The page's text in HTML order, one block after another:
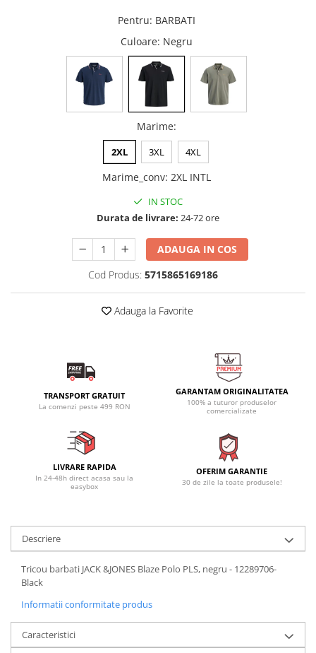
Pentru: BARBATI
Culoare: Negru
Marime:
2XL 3XL 4XL
Marime_conv: 2XL INTL
IN STOC
Durata de livrare: 24-72 ore
ADAUGA IN COS
Cod Produs: 5715865169186
Adauga la Favorite
TRANSPORT GRATUIT
La comenzi peste 499 RON
GARANTAM ORIGINALITATEA
100% a tuturor produselor
comercializate
LIVRARE RAPIDA
In 24-48h direct acasa sau la
easybox
OFERIM GARANTIE
30 de zile la toate produsele!
Descriere
Tricou barbati JACK &JONES Blaze Polo PLS, negru - 12289706-
Black
Informatii conformitate produs
Caracteristici